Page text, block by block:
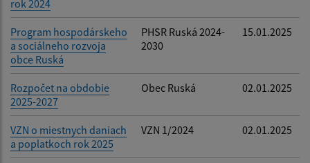
rok 2024
Program hospodárskeho
a sociálneho rozvoja
obce Ruská
PHSR Ruská 2024-
2030
15.01.2025
Rozpočet na obdobie
2025-2027
Obec Ruská 02.01.2025
VZN o miestnych daniach
a poplatkoch rok 2025
VZN 1/2024 02.01.2025